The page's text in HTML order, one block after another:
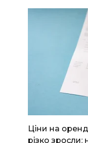
Ціни на
різко зросли: